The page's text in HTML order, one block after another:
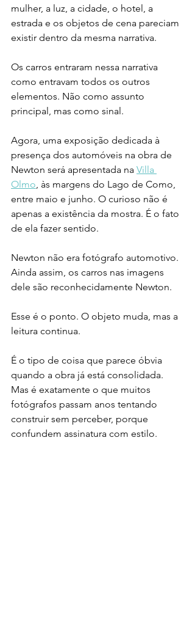
mulher, a luz, a cidade, o hotel, a
estrada e os objetos de cena pareciam
existir dentro da mesma narrativa.
Os carros entraram nessa narrativa
como entravam todos os outros
elementos. Não como assunto
principal, mas como sinal.
Agora, uma exposição dedicada à
presença dos automóveis na obra de
Newton será apresentada na Villa
Olmo, às margens do Lago de Como,
entre maio e junho. O curioso não é
apenas a existência da mostra. É o fato
de ela fazer sentido.
Newton não era fotógrafo automotivo.
Ainda assim, os carros nas imagens
dele são reconhecidamente Newton.
Esse é o ponto. O objeto muda, mas a
leitura continua.
É o tipo de coisa que parece óbvia
quando a obra já está consolidada.
Mas é exatamente o que muitos
fotógrafos passam anos tentando
construir sem perceber, porque
confundem assinatura com estilo.